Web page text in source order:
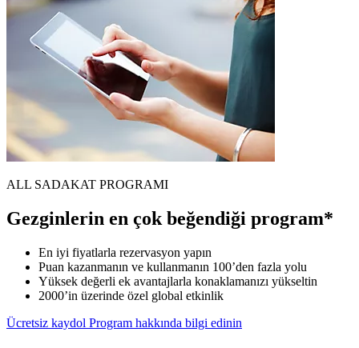
ALL SADAKAT PROGRAMI
Gezginlerin en çok beğendiği program*
En iyi fiyatlarla rezervasyon yapın
Puan kazanmanın ve kullanmanın 100’den fazla yolu
Yüksek değerli ek avantajlarla konaklamanızı yükseltin
2000’in üzerinde özel global etkinlik
Ücretsiz kaydol Program hakkında bilgi edinin